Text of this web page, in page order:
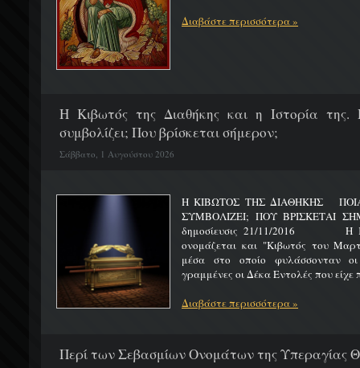
Διαβάστε περισσότερα »
H Κιβωτός της Διαθήκης και η Ιστορία της.
συμβολίζει; Που βρίσκεται σήμερον;
Σάββατο, 1 Αυγούστου 2026
Η ΚΙΒΩΤΟΣ ΤΗΣ ΔΙΑΘΗΚΗΣ
ΣΥΜΒΟΛΙΖΕΙ; ΠΟΥ
δημοσίευσις 21/11/2016 Η
ονομάζεται και "Κιβωτός του
μέσα στο οποίο φυλάσσονταν
γραμμένες οι Δέκα Εντολές που είχε
Διαβάστε περισσότερα »
Περί των Σεβασμίων Ονομάτων της Υπεραγίας